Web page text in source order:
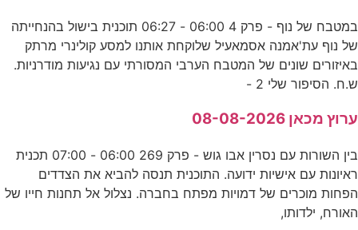
במטבח של נוף - פרק 4 06:00 - 06:27 תוכנית בישול בהנחייתה
של נוף עת'אמנה אסמאעיל שלוקחת אותנו למסע קולינרי מרתק
באיזורים שונים של המטבח הערבי המסורתי עם נגיעות מודרניות.
ש.ח. הסיפור שלי 2 -
ערוץ מכאן 08-08-2026
בין השורות עם נסרין אבו גוש - פרק 269 06:00 - 07:00 תכנית
ראיונות עם אישיות ידועה. התוכנית תנסה להביא את הצדדים
הפחות מוכרים של דמויות מפתח בחברה. נצלול אל תחנות חייו של
האורח, ילדותו,